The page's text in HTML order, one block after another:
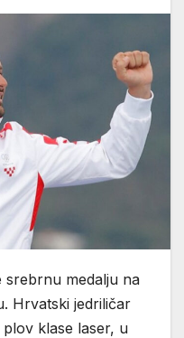
srebrnu medalju na
Hrvatski jedriličar
klase laser, u